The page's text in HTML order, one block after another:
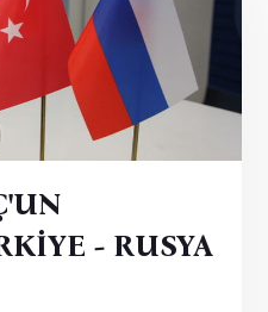
- RUSYA